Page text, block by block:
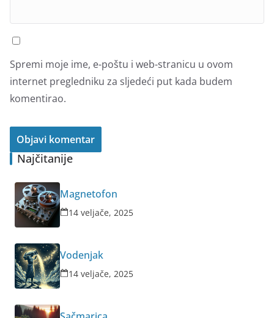
Spremi moje ime, e-poštu i web-stranicu u ovom
internet pregledniku za sljedeći put kada budem
komentirao.
Najčitanije
Magnetofon
14 veljače, 2025
Vodenjak
14 veljače, 2025